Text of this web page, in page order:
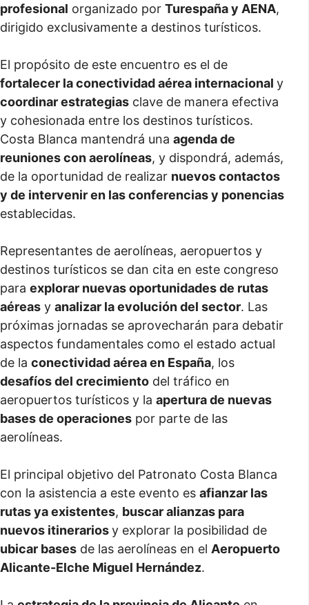
profesional organizado por Turespaña y AENA,
dirigido exclusivamente a destinos turísticos.
El propósito de este encuentro es el de
fortalecer la conectividad aérea internacional y
coordinar estrategias clave de manera efectiva
y cohesionada entre los destinos turísticos.
Costa Blanca mantendrá una agenda de
reuniones con aerolíneas, y dispondrá, además,
de la oportunidad de realizar nuevos contactos
y de intervenir en las conferencias y ponencias
establecidas.
Representantes de aerolíneas, aeropuertos y
destinos turísticos se dan cita en este congreso
para explorar nuevas oportunidades de rutas
aéreas y analizar la evolución del sector. Las
próximas jornadas se aprovecharán para debatir
aspectos fundamentales como el estado actual
de la conectividad aérea en España, los
desafíos del crecimiento del tráfico en
aeropuertos turísticos y la apertura de nuevas
bases de operaciones por parte de las
aerolíneas.
El principal objetivo del Patronato Costa Blanca
con la asistencia a este evento es afianzar las
rutas ya existentes, buscar alianzas para
nuevos itinerariosy explorar la posibilidad de
ubicar bases de las aerolíneas en el Aeropuerto
Alicante-Elche Miguel Hernández.